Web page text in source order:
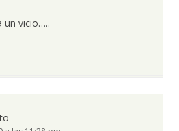
un vicio…..